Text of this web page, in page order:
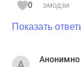
0 эмодзи
Показать
Анонимно